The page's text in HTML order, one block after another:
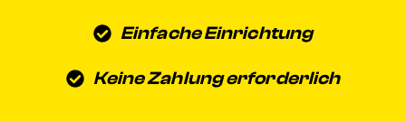
Einfache Einrichtung
Keine Zahlung erforderlich